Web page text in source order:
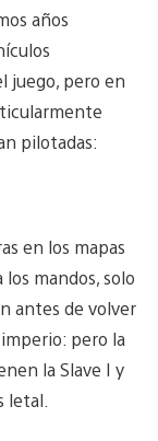
años
juego, pero en
pilotadas:
en los mapas
mandos, solo
antes de volver
pero la
la Slave I y
letal.